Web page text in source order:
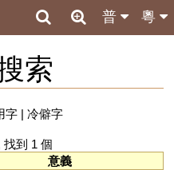
粵
普
索
字| 冷僻字
找到 1 個
意義